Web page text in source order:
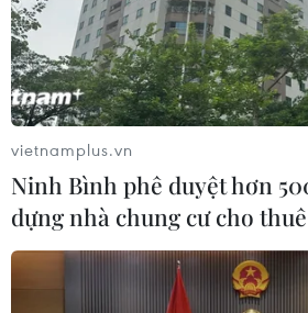
vietnamplus.vn
Ninh Bình phê duyệt hơn
dựng nhà chung cư cho thuê